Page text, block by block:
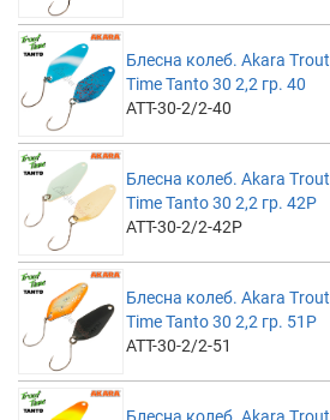
Блесна колеб. Akara Trout
Time Tanto 30 2,2 гр. 40
ATT-30-2/2-40
Блесна колеб. Akara Trout
Time Tanto 30 2,2 гр. 42P
ATT-30-2/2-42P
Блесна колеб. Akara Trout
Time Tanto 30 2,2 гр. 51P
ATT-30-2/2-51